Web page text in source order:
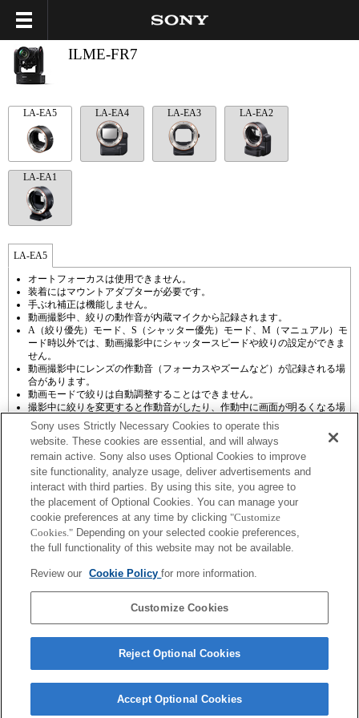
ILME-FR7
LA-EA5 LA-EA4 LA-EA3 LA-EA2
LA-EA1
LA-EA5
オートフォーカスは使用できません。
装着にはマウントアダプターが必要です。
手ぶれ補正は機能しません。
動画撮影中、絞りの動作音が内蔵マイクから記録されます。
A（絞り優先）モード、S（シャッター優先）モード、M（マニュアル）モ
ード時以外では、動画撮影中にシャッタースピードや絞りの設定ができま
せん。
動画撮影中にレンズの作動音（フォーカスやズームなど）が記録される場
合があります。
動画モードで絞りは自動調整することはできません。
撮影中に絞りを変更すると作動音がしたり、作動中に画面が明るくなる場
合があります。
プレスリリース
ご利用条件
環境情報
クッキーポリシー
Sony uses Strictly Necessary Cookies to operate this
website. These cookies are essential, and will always
remain active. Sony also uses Optional Cookies to improve
site functionality, analyze usage, deliver advertisements and
interact with third parties. By using this site, you agree to
the placement of Optional Cookies. You can manage your
cookie preferences at any time by clicking "Customize
Cookies." Depending on your selected cookie preferences,
the full functionality of this website may not be available.
Review our Cookie Policyfor more information.
Customize Cookies
Reject Optional Cookies
Accept Optional Cookies